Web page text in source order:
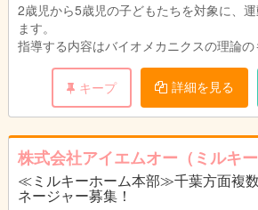
【業務内容の変更の範囲
2歳児から5歳児の子どもたちを対象に、
ます。
指導する内容はバイオメカニクスの理論
されており、
それに沿ってレッスンしていただきます。
を、この園で、ぜひとも活かしてください！
具体的には・・・
・メインは子どもたちに運動指導
・ネイティブスタッフのサポート
・イベントの企画や運営
・環境設定
キープ 詳細を見る
株式会社アイエムオー（ミルキー
≪ミルキーホーム本部≫千葉方面複
ネージャー募集！